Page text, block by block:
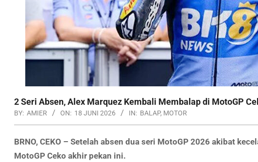
2 Seri Absen, Alex Marquez Kembali Membalap di MotoGP
BY: AMIER ON: 18 JUNI 2026 IN: BALAP, MOTOR
BRNO, CEKO – Setelah absen dua seri MotoGP 2026 akibat
MotoGP Ceko akhir pekan ini.